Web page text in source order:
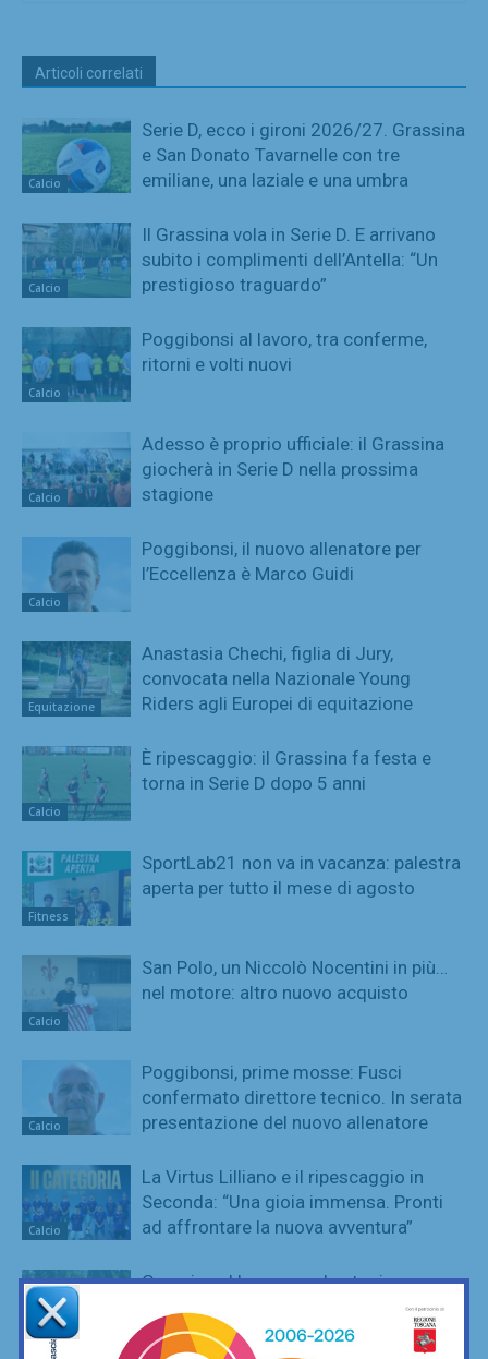
Articoli correlati
Calcio
Serie D, ecco i gironi 2026/27. Grassina
e San Donato Tavarnelle con tre
emiliane, una laziale e una umbra
Calcio
Il Grassina vola in Serie D. E arrivano
subito i complimenti dell’Antella: “Un
prestigioso traguardo”
Calcio
Poggibonsi al lavoro, tra conferme,
ritorni e volti nuovi
Calcio
Adesso è proprio ufficiale: il Grassina
giocherà in Serie D nella prossima
stagione
Calcio
Poggibonsi, il nuovo allenatore per
l’Eccellenza è Marco Guidi
Equitazione
Anastasia Chechi, figlia di Jury,
convocata nella Nazionale Young
Riders agli Europei di equitazione
Calcio
È ripescaggio: il Grassina fa festa e
torna in Serie D dopo 5 anni
Fitness
SportLab21 non va in vacanza: palestra
aperta per tutto il mese di agosto
Calcio
San Polo, un Niccolò Nocentini in più…
nel motore: altro nuovo acquisto
Calcio
Poggibonsi, prime mosse: Fusci
confermato direttore tecnico. In serata
presentazione del nuovo allenatore
Calcio
La Virtus Lilliano e il ripescaggio in
Seconda: “Una gioia immensa. Pronti
ad affrontare la nuova avventura”
Calcio
Grassina al lavoro per la stagione
2026/27, sospeso ancora tra due
categorie